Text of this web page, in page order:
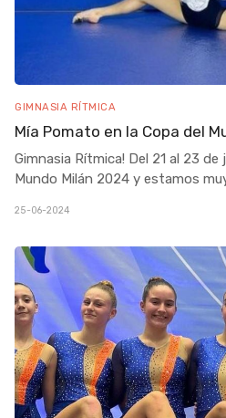
GIMNASIA RÍTMICA
Mía Pomato en la Copa del
Gimnasia Rítmica! Del 21 al 23 de
Mundo Milán 2024 y estamos
25-06-2024